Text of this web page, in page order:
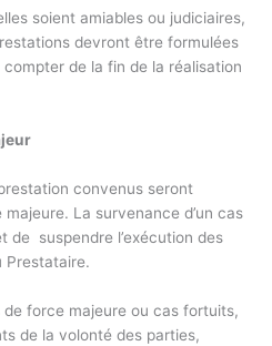
soient amiables ou judiciaires,
devront être formulées
de la fin de la réalisation
convenus seront
La survenance d’un cas
de suspendre l’exécution des
Prestataire.
force majeure ou cas fortuits,
de la volonté des parties,